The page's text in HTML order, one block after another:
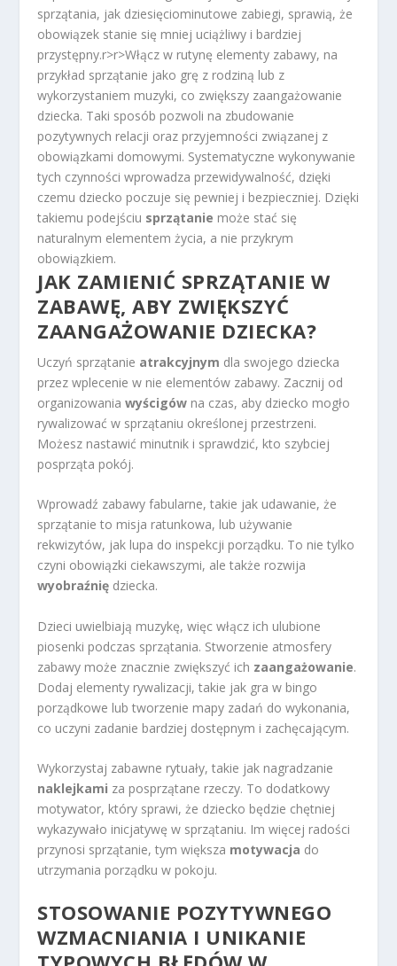
sprzątania, jak dziesięciominutowe zabiegi, sprawią, że
obowiązek stanie się mniej uciążliwy i bardziej
przystępny.r>r>Włącz w rutynę elementy zabawy, na
przykład sprzątanie jako grę z rodziną lub z
wykorzystaniem muzyki, co zwiększy zaangażowanie
dziecka. Taki sposób pozwoli na zbudowanie
pozytywnych relacji oraz przyjemności związanej z
obowiązkami domowymi. Systematyczne wykonywanie
tych czynności wprowadza przewidywalność, dzięki
czemu dziecko poczuje się pewniej i bezpieczniej. Dzięki
takiemu podejściu sprzątanie może stać się
naturalnym elementem życia, a nie przykrym
obowiązkiem.
JAK ZAMIENIĆ SPRZĄTANIE W
ZABAWĘ, ABY ZWIĘKSZYĆ
ZAANGAŻOWANIE DZIECKA?
Uczyń sprzątanie atrakcyjnym dla swojego dziecka
przez wplecenie w nie elementów zabawy. Zacznij od
organizowaniawyścigów na czas, aby dziecko mogło
rywalizować w sprzątaniu określonej przestrzeni.
Możesz nastawić minutnik i sprawdzić, kto szybciej
posprząta pokój.
Wprowadź zabawy fabularne, takie jak udawanie, że
sprzątanie to misja ratunkowa, lub używanie
rekwizytów, jak lupa do inspekcji porządku. To nie tylko
czyni obowiązki ciekawszymi, ale także rozwija
wyobraźnię dziecka.
Dzieci uwielbiają muzykę, więc włącz ich ulubione
piosenki podczas sprzątania. Stworzenie atmosfery
zabawy może znacznie zwiększyć ich zaangażowanie.
Dodaj elementy rywalizacji, takie jak gra w bingo
porządkowe lub tworzenie mapy zadań do wykonania,
co uczyni zadanie bardziej dostępnym i zachęcającym.
Wykorzystaj zabawne rytuały, takie jak nagradzanie
naklejkami za posprzątane rzeczy. To dodatkowy
motywator, który sprawi, że dziecko będzie chętniej
wykazywało inicjatywę w sprzątaniu. Im więcej radości
przynosi sprzątanie, tym większa motywacja do
utrzymania porządku w pokoju.
STOSOWANIE POZYTYWNEGO
WZMACNIANIA I UNIKANIE